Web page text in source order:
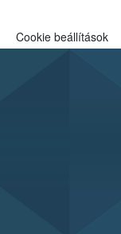
Cookie beállítások